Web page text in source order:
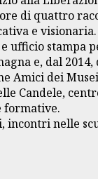
di quattro
e visionaria.
ufficio
e, dal
Amici dei
Candele,
formative.
nelle